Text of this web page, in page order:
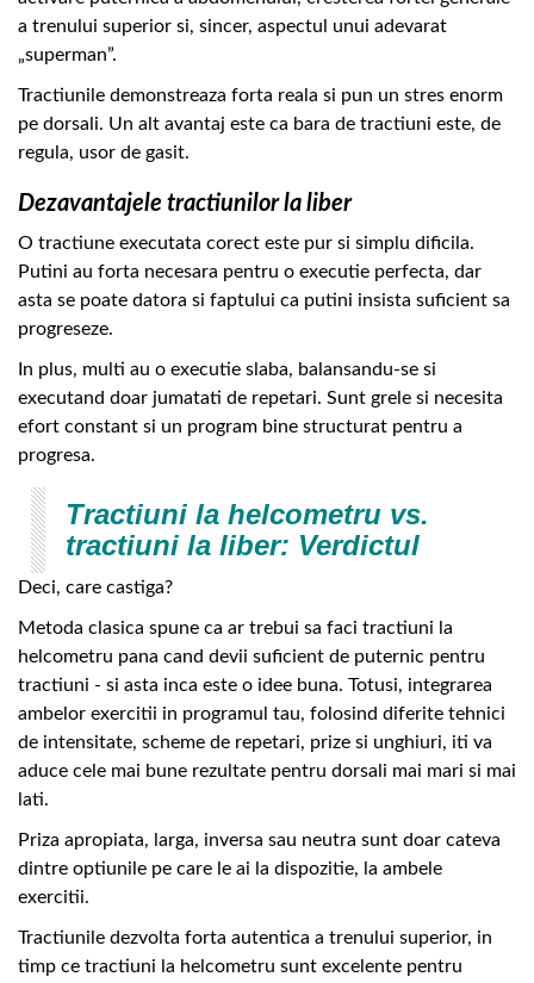
a trenului superior si, sincer, aspectul unui adevarat
„superman”.
Tractiunile demonstreaza forta reala si pun un stres enorm
pe dorsali. Un alt avantaj este ca bara de tractiuni este, de
regula, usor de gasit.
Dezavantajele tractiunilor la liber
O tractiune executata corect este pur si simplu dificila.
Putini au forta necesara pentru o executie perfecta, dar
asta se poate datora si faptului ca putini insista suficient sa
progreseze.
In plus, multi au o executie slaba, balansandu-se si
executand doar jumatati de repetari. Sunt grele si necesita
efort constant si un program bine structurat pentru a
progresa.
Tractiuni la helcometru vs.
tractiuni la liber: Verdictul
Deci, care castiga?
Metoda clasica spune ca ar trebui sa faci tractiuni la
helcometru pana cand devii suficient de puternic pentru
tractiuni - si asta inca este o idee buna. Totusi, integrarea
ambelor exercitii in programul tau, folosind diferite tehnici
de intensitate, scheme de repetari, prize si unghiuri, iti va
aduce cele mai bune rezultate pentru dorsali mai mari si mai
lati.
Priza apropiata, larga, inversa sau neutra sunt doar cateva
dintre optiunile pe care le ai la dispozitie, la ambele
exercitii.
Tractiunile dezvolta forta autentica a trenului superior, in
timp ce tractiuni la helcometru sunt excelente pentru